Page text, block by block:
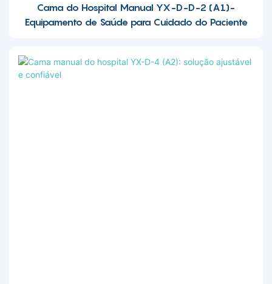
Cama do Hospital Manual YX-D-D-2 (A1)-
Equipamento de Saúde para Cuidado do Paciente